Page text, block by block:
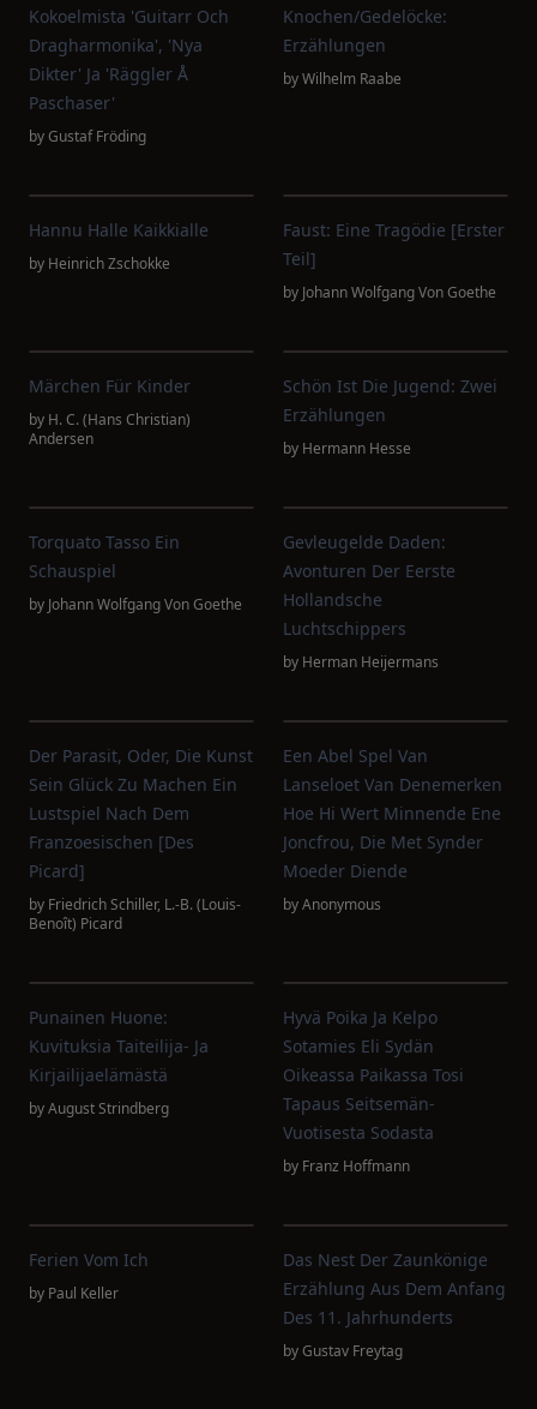
Kokoelmista 'Guitarr Och
Dragharmonika', 'Nya
Dikter' Ja 'Räggler Å
Paschaser'
byGustaf Fröding
Knochen/Gedelöcke:
Erzählungen
byWilhelm Raabe
Hannu Halle Kaikkialle
by Heinrich Zschokke
Faust: Eine Tragödie [erster
Teil]
by Johann Wolfgang Von Goethe
Märchen Für Kinder
by H. C. (Hans Christian)
Andersen
Schön Ist Die Jugend: Zwei
Erzählungen
by Hermann Hesse
Torquato Tasso Ein
Schauspiel
by Johann Wolfgang Von Goethe
Gevleugelde Daden:
Avonturen Der Eerste
Hollandsche
Luchtschippers
by Herman Heijermans
Der Parasit, Oder, Die Kunst
Sein Glück Zu Machen Ein
Lustspiel Nach Dem
Franzoesischen [des
Picard]
by Friedrich Schiller, L.-B. (Louis-
Benoît) Picard
Een Abel Spel Van
Lanseloet Van Denemerken
Hoe Hi Wert Minnende Ene
Joncfrou, Die Met Synder
Moeder Diende
byAnonymous
Punainen Huone:
Kuvituksia Taiteilija- Ja
Kirjailijaelämästä
byAugust Strindberg
Hyvä Poika Ja Kelpo
Sotamies Eli Sydän
Oikeassa Paikassa Tosi
Tapaus Seitsemän-
Vuotisesta Sodasta
by Franz Hoffmann
Ferien Vom Ich
by Paul Keller
Das Nest Der Zaunkönige
Erzählung Aus Dem Anfang
Des 11. Jahrhunderts
byGustav Freytag